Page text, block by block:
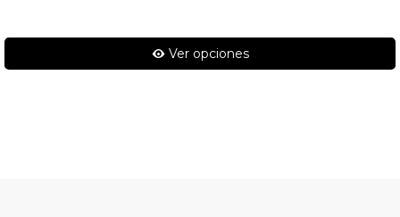
Ver opciones